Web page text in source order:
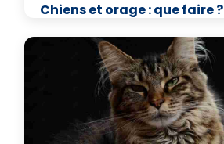
Chiens et orage : que faire ?